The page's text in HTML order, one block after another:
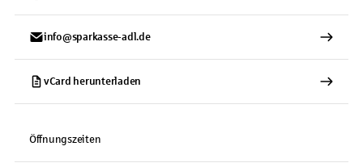
info@sparkasse-adl.de
vCard herunterladen
Öffnungszeiten